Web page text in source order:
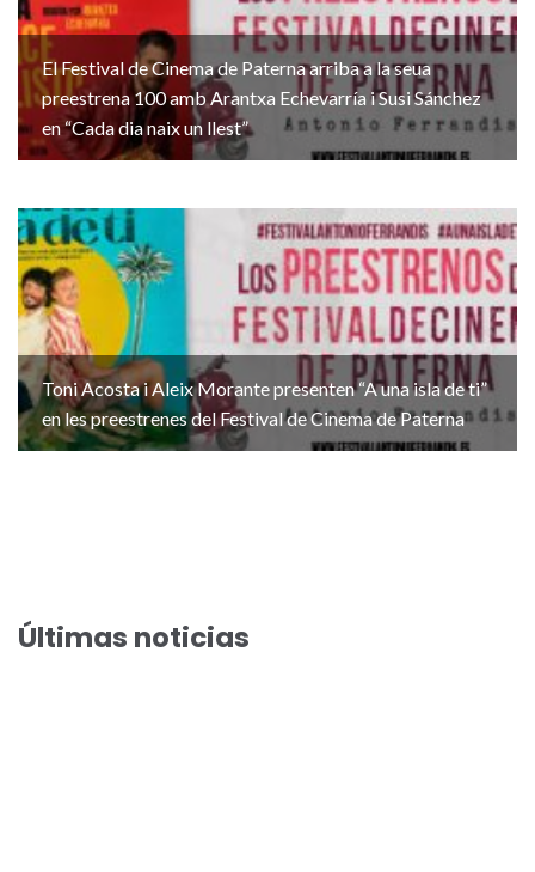
El Festival de Cinema de Paterna arriba a la seua
preestrena 100 amb Arantxa Echevarría i Susi Sánchez
en “Cada dia naix un llest”
Toni Acosta i Aleix Morante presenten “A una isla de ti”
en les preestrenes del Festival de Cinema de Paterna
Últimas noticias